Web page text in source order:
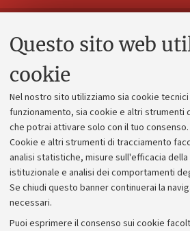
Questo sito web
cookie
Nel nostro sito utilizziamo sia cookie
funzionamento, sia cookie e altri strumenti
che potrai attivare solo con il tuo consenso.
Cookie e altri strumenti di tracciamento
analisi statistiche, misure sull'efficacia
istituzionale e analisi dei comportamenti
Se chiudi questo banner continuerai la
necessari.
Puoi esprimere il consenso sui cookie
Contatti e PEC
Alumni
Piano strategico
Bilanci
Donazioni e
Bandi, gare e